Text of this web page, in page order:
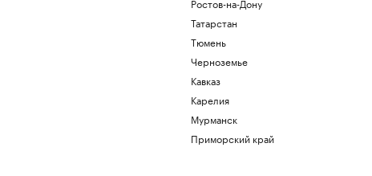
Верховный суд запретил лишать прав
без подтверждения личности водителя
Татарстан
Тюмень
Черноземье
Кавказ
Карелия
Мурманск
Приморский край